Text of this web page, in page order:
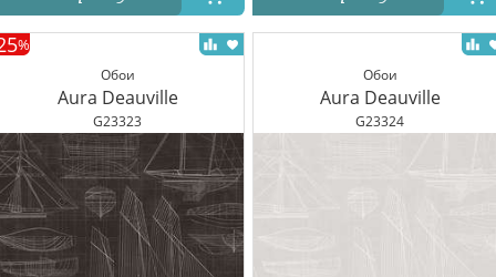
Обои
Aura Deauville
G23323
%
Обои
Aura Deauville
G23324